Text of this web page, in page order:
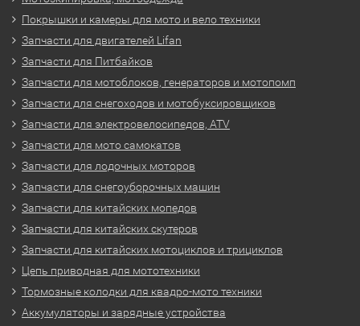
Покрышки и камеры для мото и вело техники
Запчасти для двигателей Lifan
Запчасти для Питбайков
Запчасти для мотоблоков, генераторов и мотопомп
Запчасти для снегоходов и мотобуксировщиков
Запчасти для электровелосипедов, ATV
Запчасти для мото самокатов
Запчасти для лодочных моторов
Запчасти для снегоуборочных машин
Запчасти для китайских мопедов
Запчасти для китайских скутеров
Запчасти для китайских мотоциклов и трициклов
Цепь приводная для мототехники
Тормозные колодки для квадро-мото техники
Аккумуляторы и зарядные устройства